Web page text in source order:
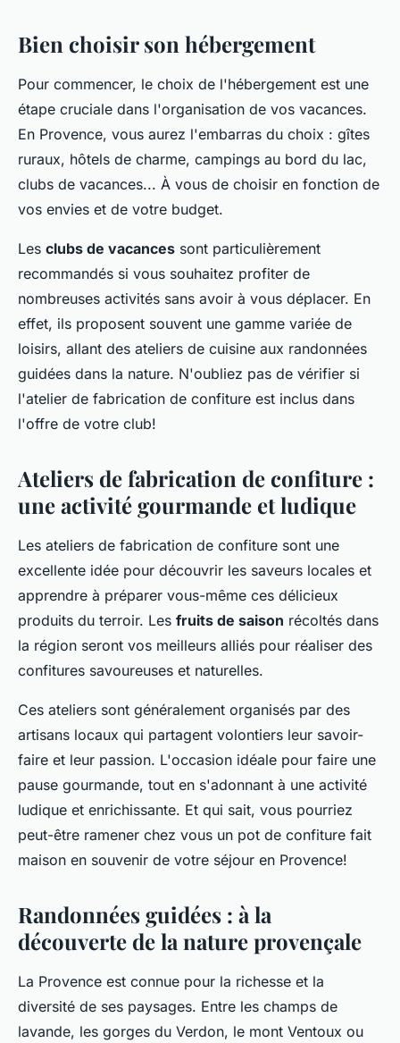
Bien choisir son hébergement
Pour commencer, le choix de l'hébergement est une
étape cruciale dans l'organisation de vos vacances.
En Provence, vous aurez l'embarras du choix : gîtes
ruraux, hôtels de charme, campings au bord du lac,
clubs de vacances... À vous de choisir en fonction de
vos envies et de votre budget.
Les clubs de vacances sont particulièrement
recommandés si vous souhaitez profiter de
nombreuses activités sans avoir à vous déplacer. En
effet, ils proposent souvent une gamme variée de
loisirs, allant des ateliers de cuisine aux randonnées
guidées dans la nature. N'oubliez pas de vérifier si
l'atelier de fabrication de confiture est inclus dans
l'offre de votre club!
Ateliers de fabrication de confiture :
une activité gourmande et ludique
Les ateliers de fabrication de confiture sont une
excellente idée pour découvrir les saveurs locales et
apprendre à préparer vous-même ces délicieux
produits du terroir. Les fruits de saison récoltés dans
la région seront vos meilleurs alliés pour réaliser des
confitures savoureuses et naturelles.
Ces ateliers sont généralement organisés par des
artisans locaux qui partagent volontiers leur savoir-
faire et leur passion. L'occasion idéale pour faire une
pause gourmande, tout en s'adonnant à une activité
ludique et enrichissante. Et qui sait, vous pourriez
peut-être ramener chez vous un pot de confiture fait
maison en souvenir de votre séjour en Provence!
Randonnées guidées : à la
découverte de la nature provençale
La Provence est connue pour la richesse et la
diversité de ses paysages. Entre les champs de
lavande, les gorges du Verdon, le mont Ventoux ou